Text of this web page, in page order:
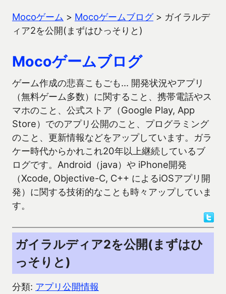
Mocoゲーム > Mocoゲームブログ> ガイラルデ
ィア2を公開(まずはひっそりと)
Mocoゲームブログ
ゲーム作成の悲喜こもごも… 開発状況やアプリ
（無料ゲーム多数）に関すること、携帯電話やス
マホのこと、公式ストア（Google Play, App
Store）でのアプリ公開のこと、プログラミング
のこと、更新情報などをアップしています。ガラ
ケー時代からかれこれ20年以上継続しているブ
ログです。Android（java）や iPhone開発
（Xcode, Objective-C, C++ によるiOSアプリ開
発）に関する技術的なことも時々アップしていま
す。
ガイラルディア2を公開(まずはひ
っそりと)
分類: アプリ公開情報